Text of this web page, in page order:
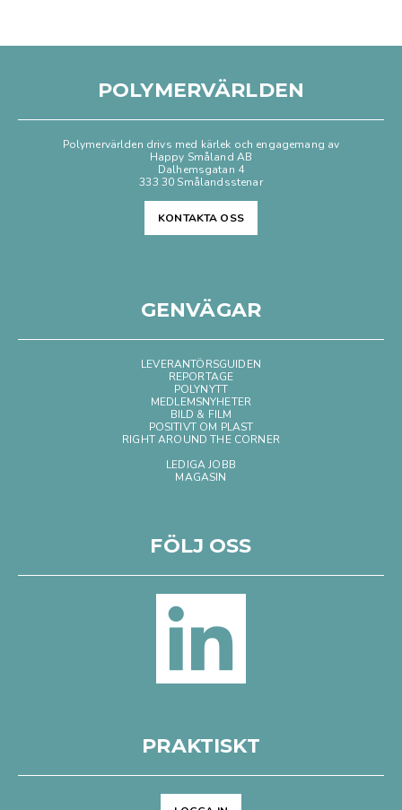
POLYMERVÄRLDEN
Polymervärlden drivs med kärlek och engagemang av
Happy Småland AB
Dalhemsgatan 4
333 30 Smålandsstenar
KONTAKTA OSS
GENVÄGAR
LEVERANTÖRSGUIDEN
REPORTAGE
POLYNYTT
MEDLEMSNYHETER
BILD & FILM
POSITIVT OM PLAST
RIGHT AROUND THE CORNER
LEDIGA JOBB
MAGASIN
FÖLJ OSS
PRAKTISKT